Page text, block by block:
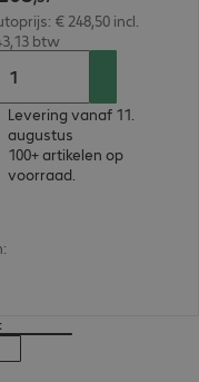
:
€ 248,50 incl.
btw
Levering vanaf 11.
augustus
100+ artikelen op
voorraad.